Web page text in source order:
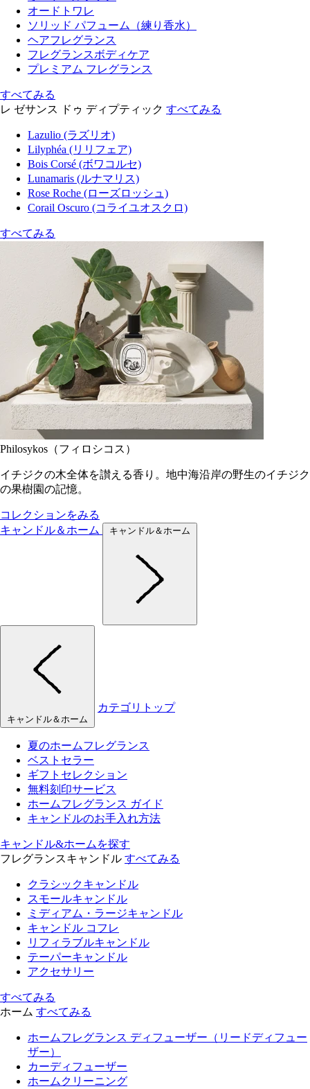
オードトワレ
ソリッド パフューム（練り香水）
ヘアフレグランス
フレグランスボディケア
プレミアム フレグランス
すべてみる
レ ゼサンス ドゥ ディプティック すべてみる
Lazulio (ラズリオ)
Lilyphéa (リリフェア)
Bois Corsé (ボワコルセ)
Lunamaris (ルナマリス)
Rose Roche (ローズロッシュ)
Corail Oscuro (コライユオスクロ)
すべてみる
Philosykos（フィロシコス）
イチジクの木全体を讃える香り。地中海沿岸の野生のイチジク
の果樹園の記憶。
コレクションをみる
キャンドル＆ホーム
キャンドル＆ホーム
キャンドル＆ホーム
カテゴリトップ
夏のホームフレグランス
ベストセラー
ギフトセレクション
無料刻印サービス
ホームフレグランス ガイド
キャンドルのお手入れ方法
キャンドル&ホームを探す
フレグランスキャンドル すべてみる
クラシックキャンドル
スモールキャンドル
ミディアム・ラージキャンドル
キャンドル コフレ
リフィラブルキャンドル
テーパーキャンドル
アクセサリー
すべてみる
ホーム すべてみる
ホームフレグランス ディフューザー（リードディフュー
ザー）
カーディフューザー
ホームクリーニング